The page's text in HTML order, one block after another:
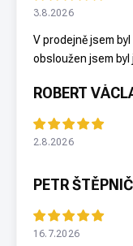
3.8.2026
V prodejně jsem
obsloužen jsem
ROBERT
2.8.2026
PETR
16.7.2026